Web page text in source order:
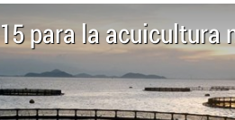
para la acuicultura